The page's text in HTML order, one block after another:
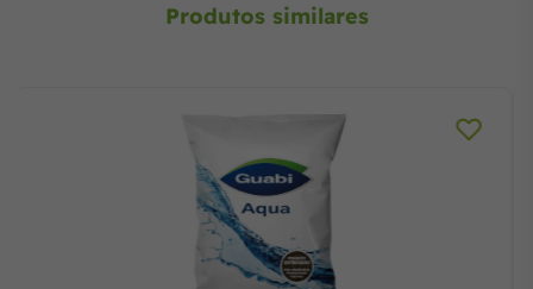
Produtos similares